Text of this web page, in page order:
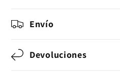
Pop-
Envío
Devoluciones